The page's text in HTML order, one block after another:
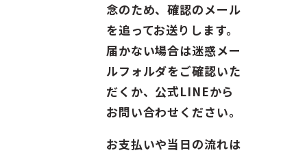
念のため、確認のメール
を追ってお送りします。
届かない場合は迷惑メー
ルフォルダをご確認いた
だくか、公式LINEから
お問い合わせください。
お支払いや当日の流れは